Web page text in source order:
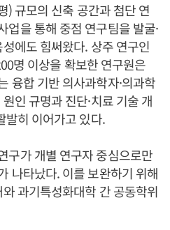
) 규모의 신축 공간과 첨단 연
업을 통해 중점 연구팀을 발굴·
에도 힘써왔다. 상주 연구인
명 이상을 확보한 연구원은
융합 기반 의사과학자·의과학
인 규명과 진단·치료 기술 개
발히 이어가고 있다.
구가 개별 연구자 중심으로만
나타났다. 이를 보완하기 위해
과기특성화대학 간 공동학위